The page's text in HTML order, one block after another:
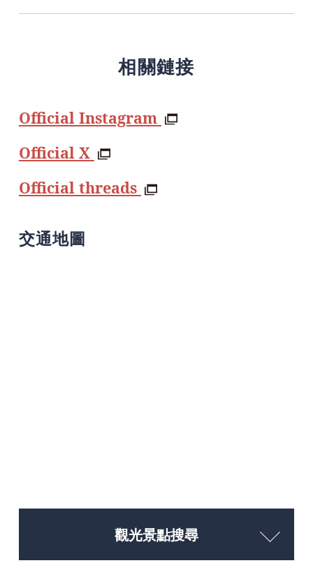
相關鏈接
Official Instagram
Official X
Official threads
交通地圖
觀光景點搜尋